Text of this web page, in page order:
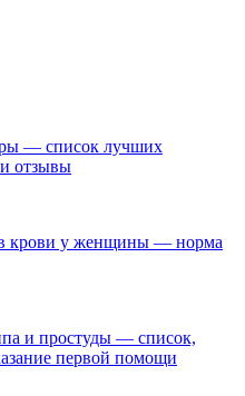
— список лучших
отзывы
крови у женщины — норма
и простуды — список,
первой помощи